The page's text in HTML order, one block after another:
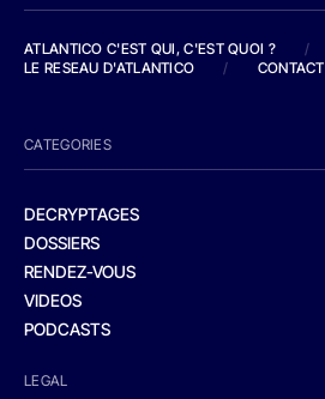
ATLANTICO C'EST QUI, C'EST QUOI ?
/
LE RESEAU D'ATLANTICO
/ CONTACT
CATEGORIES
DECRYPTAGES
DOSSIERS
RENDEZ-VOUS
VIDEOS
PODCASTS
LEGAL